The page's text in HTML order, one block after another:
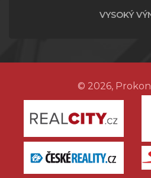
VYSOKÝ
© 2026,